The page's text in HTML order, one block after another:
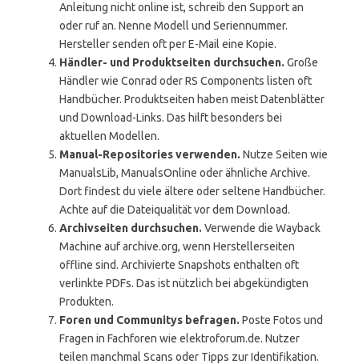
Anleitung nicht online ist, schreib den Support an
oder ruf an. Nenne Modell und Seriennummer.
Hersteller senden oft per E-Mail eine Kopie.
Händler- und Produktseiten durchsuchen. Große
Händler wie Conrad oder RS Components listen oft
Handbücher. Produktseiten haben meist Datenblätter
und Download-Links. Das hilft besonders bei
aktuellen Modellen.
Manual-Repositories verwenden. Nutze Seiten wie
ManualsLib, ManualsOnline oder ähnliche Archive.
Dort findest du viele ältere oder seltene Handbücher.
Achte auf die Dateiqualität vor dem Download.
Archivseiten durchsuchen. Verwende die Wayback
Machine auf archive.org, wenn Herstellerseiten
offline sind. Archivierte Snapshots enthalten oft
verlinkte PDFs. Das ist nützlich bei abgekündigten
Produkten.
Foren und Communitys befragen. Poste Fotos und
Fragen in Fachforen wie elektroforum.de. Nutzer
teilen manchmal Scans oder Tipps zur Identifikation.